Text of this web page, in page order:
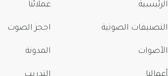
الرئيسية
التصنيفات الصوتية
الأصوات
عملائنا
احجز الصوت
المدونة